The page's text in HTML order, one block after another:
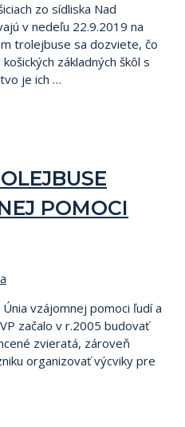
zo sídliska Nad
v nedeľu 22.9.2019 na
trolejbuse sa dozviete, čo
základných škôl s
je ich …
POMOCI
vzájomnej pomoci ľudí a
začalo v r.2005 budovať
zvieratá, zároveň
organizovať výcviky pre